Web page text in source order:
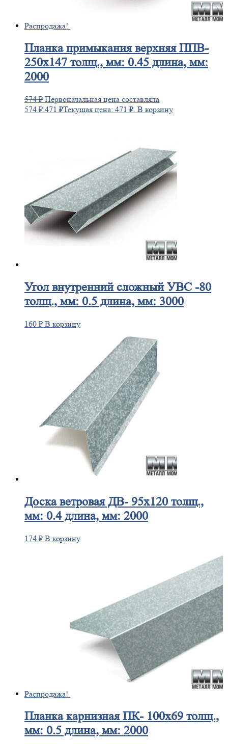
Распродажа!
Планкапримыкания верхняя ППВ-
250х147 толщ., мм: 0.45 длина, мм:
2000
574₽ Первоначальная цена составляла
574 ₽.471 ₽Текущая цена: 471 ₽. В корзину
Уголвнутренний сложный УВС -80
толщ., мм: 0.5 длина, мм: 3000
160 ₽ В корзину
Доскаветровая ДВ- 95х120 толщ.,
мм: 0.4 длина, мм: 2000
174 ₽ В корзину
Распродажа!
Планкакарнизная ПК- 100х69 толщ.,
мм: 0.5 длина, мм: 2000